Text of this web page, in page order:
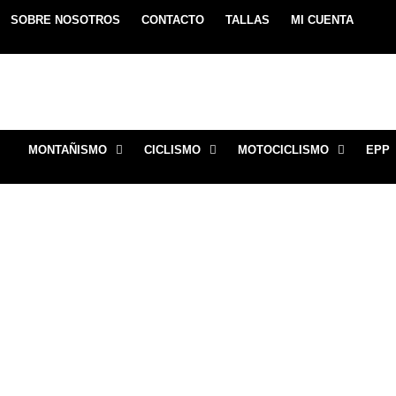
SOBRE NOSOTROS CONTACTO TALLAS MI CUENTA
MONTAÑISMO CICLISMO MOTOCICLISMO EPP